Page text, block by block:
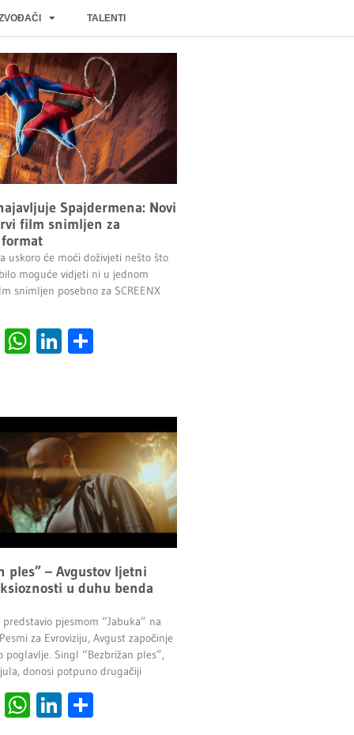
TALENTI
Spajdermena: Novi
film snimljen za
format
uskoro će moći doživjeti nešto što
moguće vidjeti ni u jednom
snimljen posebno za SCREENX
ViberWhatsApp
LinkedIn
ples” – Avgustov ljetni
u duhu benda
pjesmom “Jabuka” na
za Evroviziju, Avgust započinje
poglavlje. Singl “Bezbrižan ples”,
donosi potpuno drugačiji
ViberWhatsApp
LinkedIn